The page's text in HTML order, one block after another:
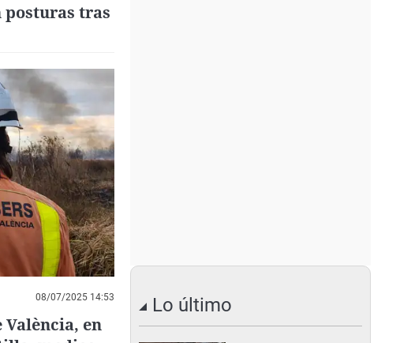
posturas tras
08/07/2025 14:53
en
Lo último